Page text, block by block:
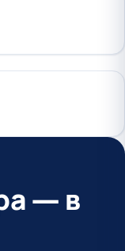
— в